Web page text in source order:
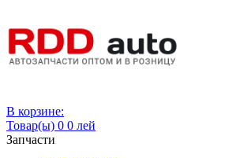
В корзине:
Товар(ы) 0 0 лей
Запчасти